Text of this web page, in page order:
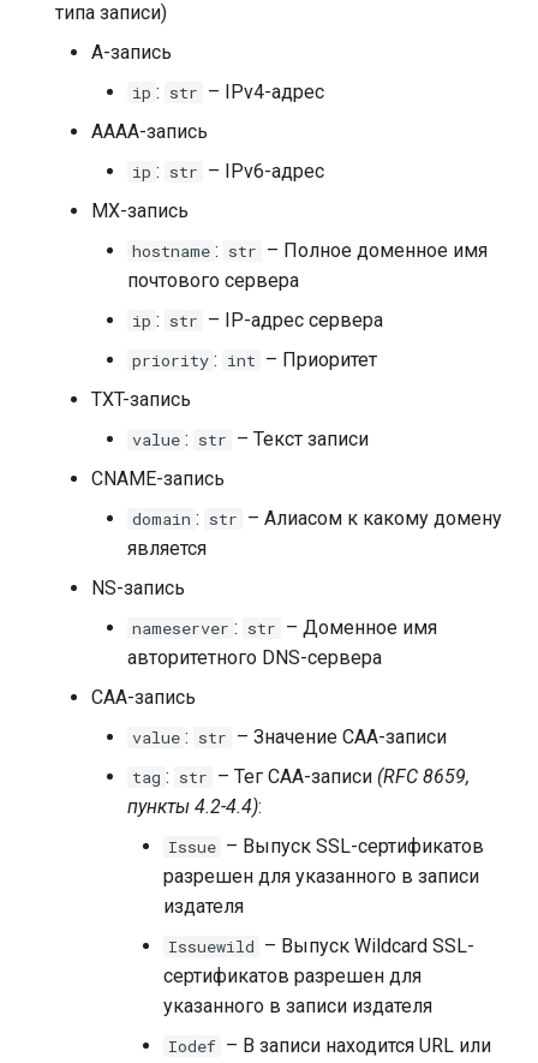
типа записи)
A-запись
ip : str – IPv4-адрес
AAAA-запись
ip : str – IPv6-адрес
MX-запись
hostname : str – Полное доменное имя
почтового сервера
ip : str – IP-адрес сервера
priority : int – Приоритет
TXT-запись
value : str – Текст записи
CNAME-запись
domain : str – Алиасом к какому домену
является
NS-запись
nameserver : str – Доменное имя
авторитетного DNS-сервера
CAA-запись
value : str – Значение CAA-записи
tag : str – Тег CAA-записи (RFC 8659,
пункты 4.2-4.4):
Issue – Выпуск SSL-сертификатов
разрешен для указанного в записи
издателя
Issuewild – Выпуск Wildcard SSL-
сертификатов разрешен для
указанного в записи издателя
Iodef – В записи находится URL или